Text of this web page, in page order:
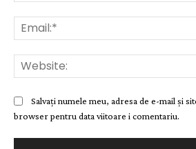
Salvați numele meu, adresa de e-mail și
browser pentru data viitoare i comentariu.